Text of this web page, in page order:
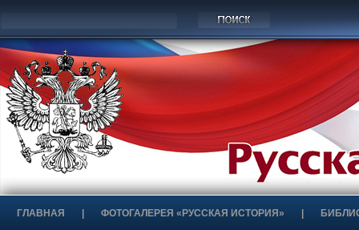
ГЛАВНАЯ ФОТОГАЛЕРЕЯ «РУССКАЯ ИСТОРИЯ»